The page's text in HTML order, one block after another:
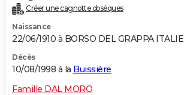
Créer une cagnotte obsèques
Naissance
22/06/1910 à BORSO DEL GRAPPA ITALIE
Décès
10/08/1998 à la Buissière
Famille DAL MORO